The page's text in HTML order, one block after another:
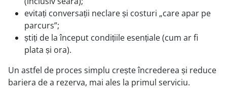
evitați conversații neclare și costuri „care apar pe
parcurs”;
știți de la început condițiile esențiale (cum ar fi
plata și ora).
Un astfel de proces simplu crește încrederea și reduce
bariera de a rezerva, mai ales la primul serviciu.